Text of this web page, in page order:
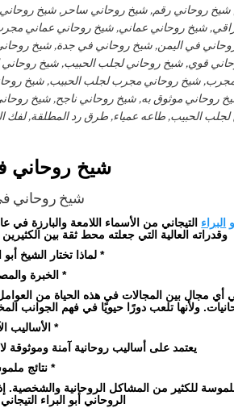
روحاني رقم, شيخ روحاني ساحر, شيخ
شيخ روحاني عماني, شيخ روحاني عماني
في اليمن, شيخ روحاني في جدة, شيخ
قوي, شيخ روحاني لجلب الحبيب, شيخ
شيخ روحاني مجرب لجلب الحبيب, شيخ
روحاني موثوق به, شيخ روحاني ناجح, شيخ
الحبيب, طاعه عمياء, طرق رد المطلقة, لفك
شيخ روحاني
شيخ روحاني
البراء التيجاني من الأسماء اللامعة والبارزة في
وقدراته العالية التي جعلته محط ثقة بين
* لماذا تختار الشيخ أبو
* الخبرة
في أي مجال بين المجالات في هذه الحياة من
ولأنها تلعب دورًا حيويًا في فهم الجوانب
* الأساليب
يعتمد على أساليب روحانية آمنة وموثوقة لا
* نتائج
للكثير من المشاكل الروحانية
الروحاني أبو البراء